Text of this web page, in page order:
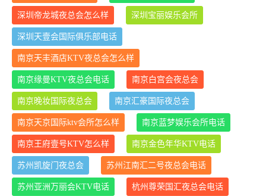
深圳帝龙城夜总会怎么样 深圳宝丽娱乐会所
深圳天壹会国际俱乐部电话
南京天丰酒店KTV夜总会怎么样
南京缘曼KTV夜总会电话 南京白宫会夜总会
南京晚妆国际夜总会 南京汇豪国际夜总会
南京天京国际ktv会所怎么样 南京蓝梦娱乐会所电话
南京王府壹号KTV怎么样 南京金色年华KTV电话
苏州凯旋门夜总会 苏州江南汇二号夜总会电话
苏州亚洲万丽会KTV电话 杭州尊荣国汇夜总会电话